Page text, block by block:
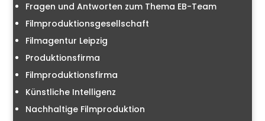
Fragen und Antworten zum Thema EB-Team
Filmproduktionsgesellschaft
Filmagentur Leipzig
Produktionsfirma
Filmproduktionsfirma
Künstliche Intelligenz
Nachhaltige Filmproduktion